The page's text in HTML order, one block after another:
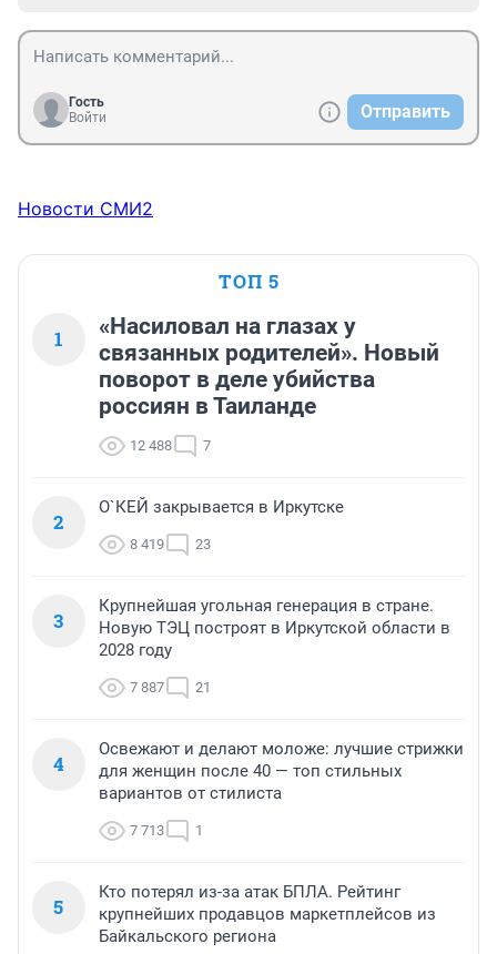
Гость
Войти
Отправить
Новости СМИ2
ТОП 5
1
«Насиловал на глазах у
связанных родителей». Новый
поворот в деле убийства
россиян в Таиланде
12 488 7
2
О`КЕЙ закрывается в Иркутске
8 419 23
3
Крупнейшая угольная генерация в стране.
Новую ТЭЦ построят в Иркутской области в
2028 году
7 887 21
4
Освежают и делают моложе: лучшие стрижки
для женщин после 40 — топ стильных
вариантов от стилиста
7 713 1
5
Кто потерял из-за атак БПЛА. Рейтинг
крупнейших продавцов маркетплейсов из
Байкальского региона